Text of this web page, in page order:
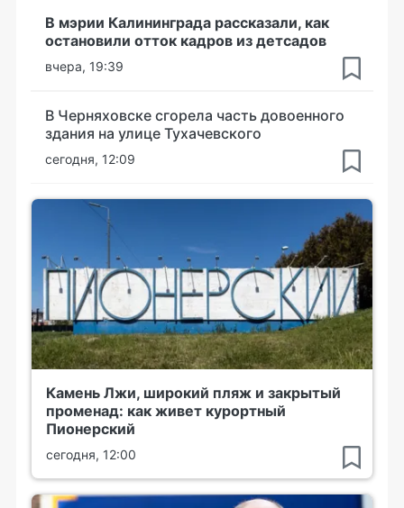
В мэрии Калининграда рассказали, как
остановили отток кадров из детсадов
вчера, 19:39
В Черняховске сгорела часть довоенного
здания на улице Тухачевского
сегодня, 12:09
Камень Лжи, широкий пляж и закрытый
променад: как живет курортный
Пионерский
сегодня, 12:00